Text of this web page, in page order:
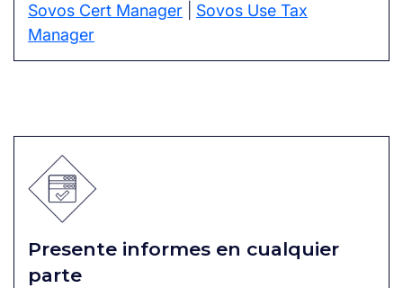
Sovos Cert Manager
Sovos Use Tax
Manager
Presente informes en cualquier
parte